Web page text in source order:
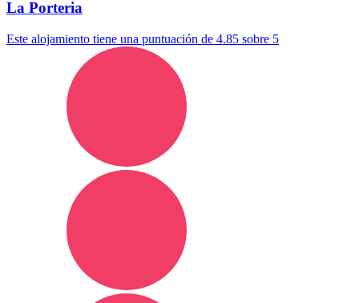
La Porteria
Este alojamiento tiene una puntuación de 4.85 sobre 5